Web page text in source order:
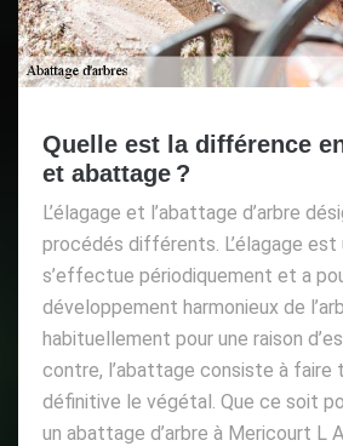
Quelle est la différence
et abattage ?
L’élagage et l’abattage d’arbre
procédés différents. L’élagage est
s’effectue périodiquement et a
développement harmonieux de
habituellement pour une raison
contre, l’abattage consiste à faire
définitive le végétal. Que ce soit
un abattage d’arbre à Mericourt L